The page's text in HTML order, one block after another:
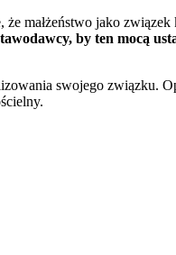
małżeństwo jako
by ten mocą
swojego związku.